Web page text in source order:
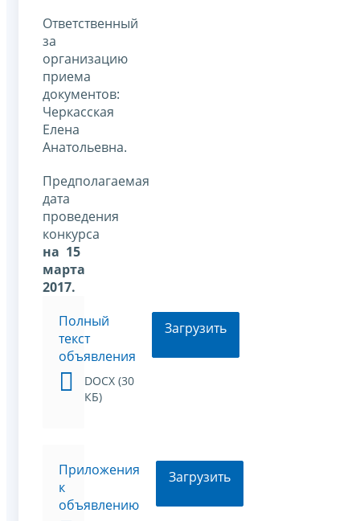
Ответственный
за
организацию
приема
документов:
Черкасская
Елена
Анатольевна.
Предполагаемая
дата
проведения
конкурса
на 15
марта
2017.
Полный
текст
объявления
DOCX (30
КБ)
Загрузить
Приложения
к
объявлению
Загрузить